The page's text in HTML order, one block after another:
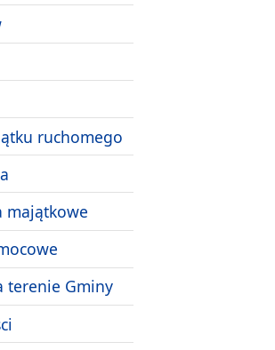
ruchomego
majątkowe
terenie Gminy